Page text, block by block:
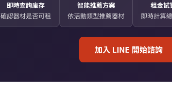
即時查詢庫存
確認器材是否可租
智能推薦方案
依活動類型推薦器材
租金試
即時計算
加入 LINE 開始諮詢